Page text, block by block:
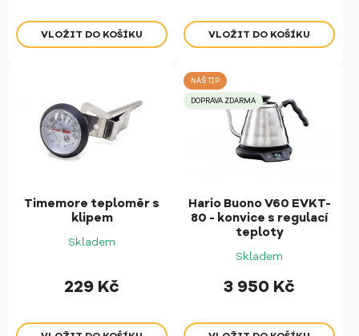
Timemore teploměr s
klipem
Skladem
229 Kč
NÁŠ TIP
DOPRAVA ZDARMA
Hario Buono V60 EVKT-
80 - konvice s regulací
teploty
Skladem
3 950 Kč